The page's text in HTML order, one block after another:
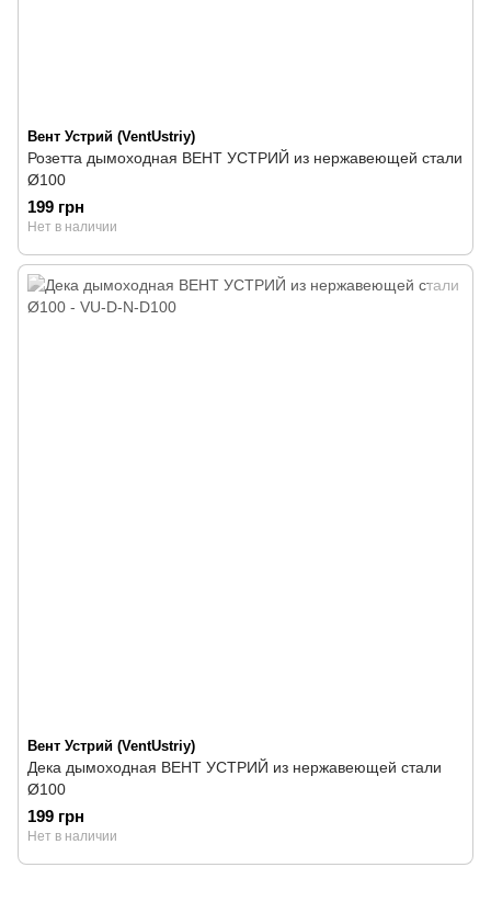
Вент Устрий (VentUstriy)
Розетта дымоходная ВЕНТ УСТРИЙ из нержавеющей стали
Ø100
199 грн
Нет в наличии
Вент Устрий (VentUstriy)
Дека дымоходная ВЕНТ УСТРИЙ из нержавеющей стали
Ø100
199 грн
Нет в наличии